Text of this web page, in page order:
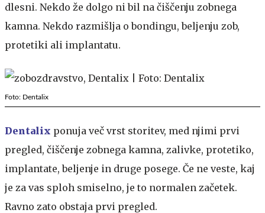
dlesni. Nekdo že dolgo ni bil na čiščenju zobnega
kamna. Nekdo razmišlja o bondingu, beljenju zob,
protetiki ali implantatu.
Foto: Dentalix
Dentalix ponuja več vrst storitev, med njimi prvi
pregled, čiščenje zobnega kamna, zalivke, protetiko,
implantate, beljenje in druge posege. Če ne veste, kaj
je za vas sploh smiselno, je to normalen začetek.
Ravno zato obstaja prvi pregled.